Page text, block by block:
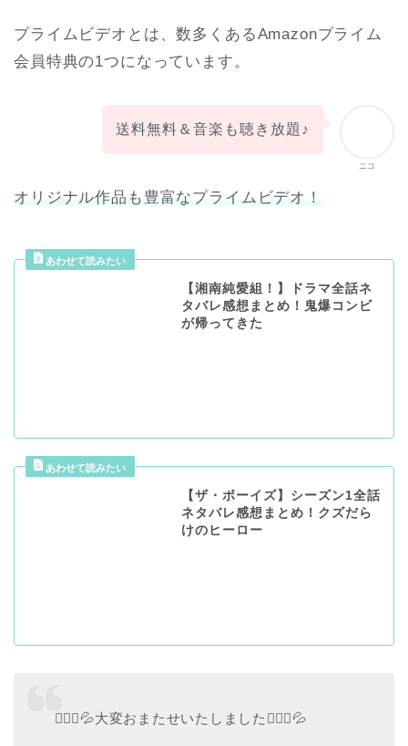
プライムビデオとは、数多くあるAmazonプライム
会員特典の1つになっています。
ニコ
送料無料＆音楽も聴き放題♪
オリジナル作品も豊富なプライムビデオ！
【湘南純愛組！】ドラマ全話ネ
タバレ感想まとめ！鬼爆コンビ
が帰ってきた
【ザ・ボーイズ】シーズン1全話
ネタバレ感想まとめ！クズだら
けのヒーロー
🙇🏻‍♂️💦大変おまたせいたしました🙇🏻‍♂️💦